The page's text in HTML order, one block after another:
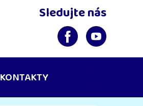
Sledujte nás
KONTAKTY